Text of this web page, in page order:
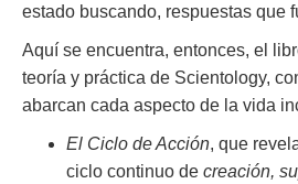
estado buscando, respuestas que
Aquí se encuentra, entonces, el
teoría y práctica de Scientology,
abarcan cada aspecto de la vida
El Ciclo de Acción, que
ciclo continuo de creación,